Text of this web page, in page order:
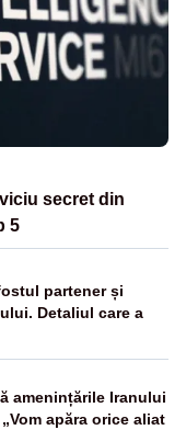
secret din
5
partener și
Detaliul care a
amenințările Iranului
apăra orice aliat